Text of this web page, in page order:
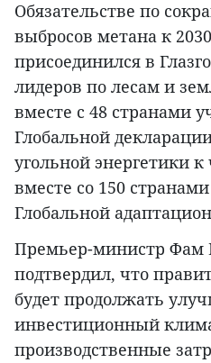
Обязательстве по
выбросов метана к
присоединился в
лидеров по лесам и
вместе с 48 странами
Глобальной
угольной энергетики
вместе со 150
Глобальной
Премьер-министр Фам
подтвердил, что
будет продолжать
инвестиционный
производственные